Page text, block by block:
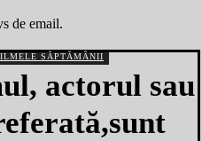
de email.
SĂPTĂMÂNII
actorul sau